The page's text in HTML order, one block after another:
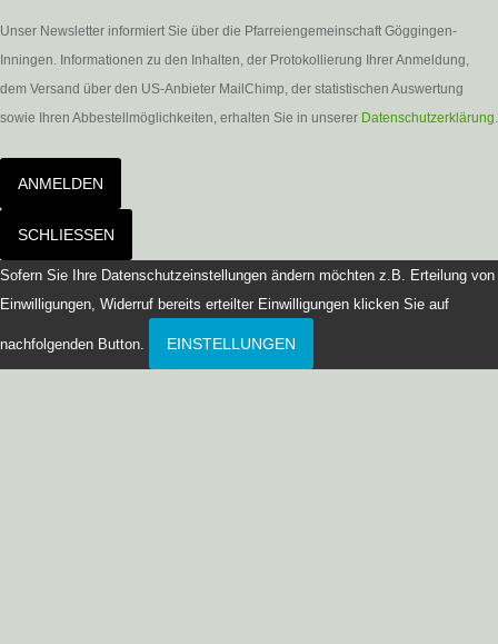
Unser Newsletter informiert Sie über die Pfarreiengemeinschaft Göggingen-
Inningen. Informationen zu den Inhalten, der Protokollierung Ihrer Anmeldung,
dem Versand über den US-Anbieter MailChimp, der statistischen Auswertung
sowie Ihren Abbestellmöglichkeiten, erhalten Sie in unserer Datenschutzerklärung.
ANMELDEN
SCHLIESSEN
Sofern Sie Ihre Datenschutzeinstellungen ändern möchten z.B. Erteilung von
Einwilligungen, Widerruf bereits erteilter Einwilligungen klicken Sie auf
nachfolgenden Button. EINSTELLUNGEN